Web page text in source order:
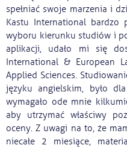
spełniać swoje marzenia i
Kastu International bardzo
wyboru kierunku studiów i
aplikacji, udało mi się
International & European
Applied Sciences.
języku angielskim, było
wymagało ode mnie
aby utrzymać właściwy
oceny. Z uwagi na to, że
niecałe 2 miesiące,